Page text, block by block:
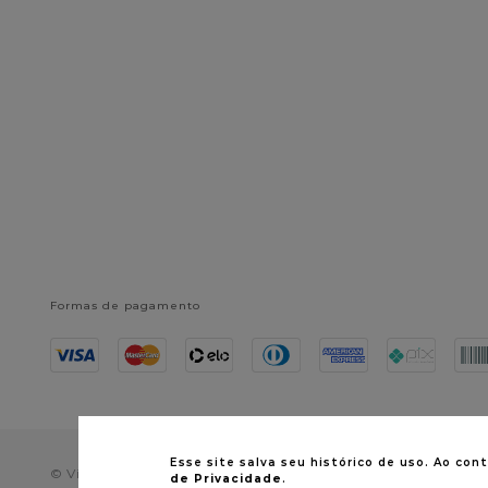
Formas de pagamento
© Vitaderm 2024. Todos os direitos reservados | CNPJ:
Esse site salva seu histórico de uso. Ao
de Privacidade.